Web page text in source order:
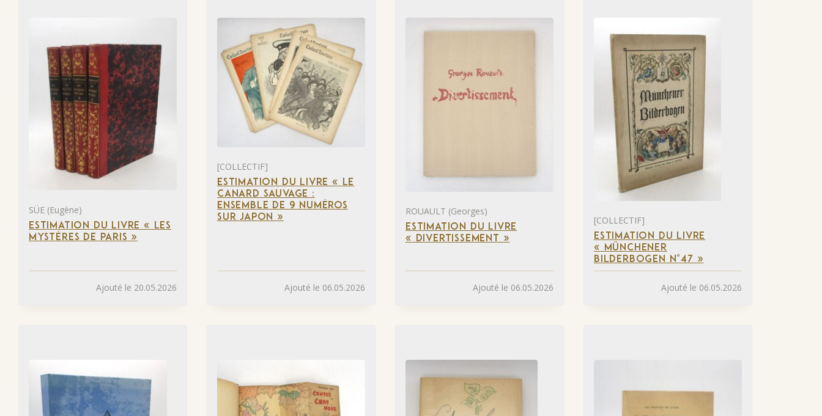
SÜE (Eugène)
ESTIMATION DU LIVRE « LES
MYSTÈRES DE PARIS »
Ajouté le 20.05.2026
[COLLECTIF]
ESTIMATION DU LIVRE « LE
CANARD SAUVAGE :
ENSEMBLE DE 9 NUMÉROS
SUR JAPON »
Ajouté le 06.05.2026
ROUAULT (Georges)
ESTIMATION DU LIVRE
« DIVERTISSEMENT »
Ajouté le 06.05.2026
[COLLECTIF]
ESTIMATION DU LIVRE
« MÜNCHENER
BILDERBOGEN N°47 »
Ajouté le 06.05.2026